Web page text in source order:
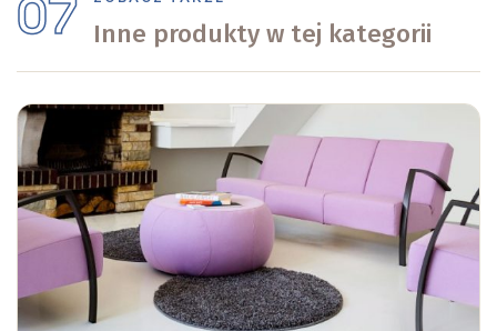
07 Inne produkty w tej kategorii